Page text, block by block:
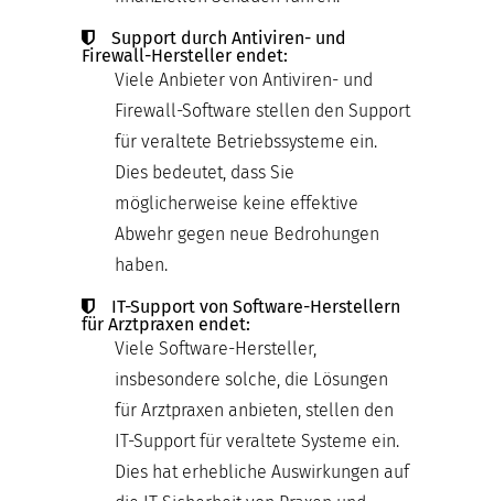
Support durch Antiviren- und
Firewall-Hersteller endet:
Viele Anbieter von Antiviren- und
Firewall-Software stellen den Support
für veraltete Betriebssysteme ein.
Dies bedeutet, dass Sie
möglicherweise keine effektive
Abwehr gegen neue Bedrohungen
haben.
IT-Support von Software-Herstellern
für Arztpraxen endet:
Viele Software-Hersteller,
insbesondere solche, die Lösungen
für Arztpraxen anbieten, stellen den
IT-Support für veraltete Systeme ein.
Dies hat erhebliche Auswirkungen auf